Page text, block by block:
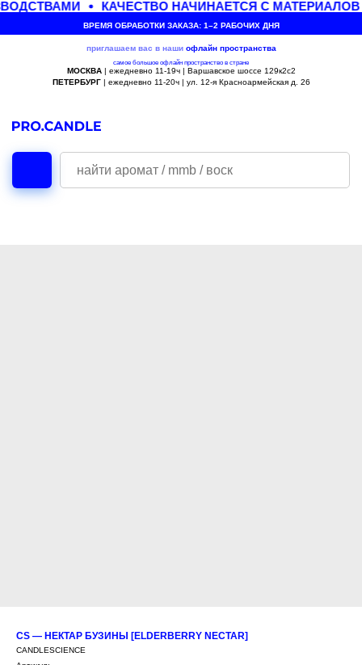
КАЧЕСТВО НАЧИНАЕТСЯ С МАТЕРИАЛОВ
ВРЕМЯ ОБРАБОТКИ ЗАКАЗА: 1–2 РАБОЧИХ ДНЯ
приглашаем вас в наши офлайн пространства
самое большое офлайн пространство в стране
МОСКВА| ежедневно 11-19ч | Варшавское шоссе 129к2с2
ПЕТЕРБУРГ| ежедневно 11-20ч | ул. 12-я Красноармейская д. 26
CS — НЕКТАР БУЗИНЫ [ELDERBERRY NECTAR]
CANDLESCIENCE